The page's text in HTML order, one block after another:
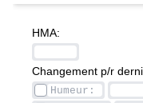
HMA: